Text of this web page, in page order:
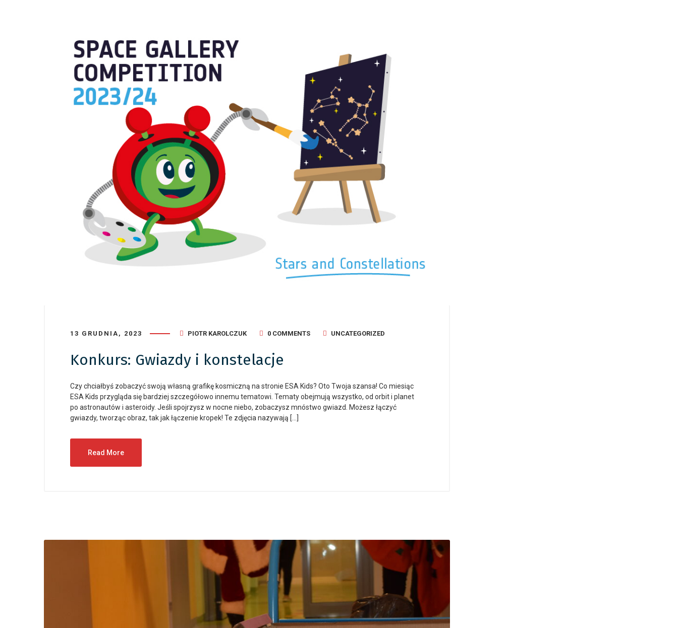
13 GRUDNIA, 2023 PIOTR KAROLCZUK 0 COMMENTS UNCATEGORIZED
Konkurs: Gwiazdy i konstelacje
Czy chciałbyś zobaczyć swoją własną grafikę kosmiczną na stronie ESA Kids? Oto Twoja szansa! Co miesiąc
ESA Kids przygląda się bardziej szczegółowo innemu tematowi. Tematy obejmują wszystko, od orbit i planet
po astronautów i asteroidy. Jeśli spojrzysz w nocne niebo, zobaczysz mnóstwo gwiazd. Możesz łączyć
gwiazdy, tworząc obraz, tak jak łączenie kropek! Te zdjęcia nazywają […]
Read More